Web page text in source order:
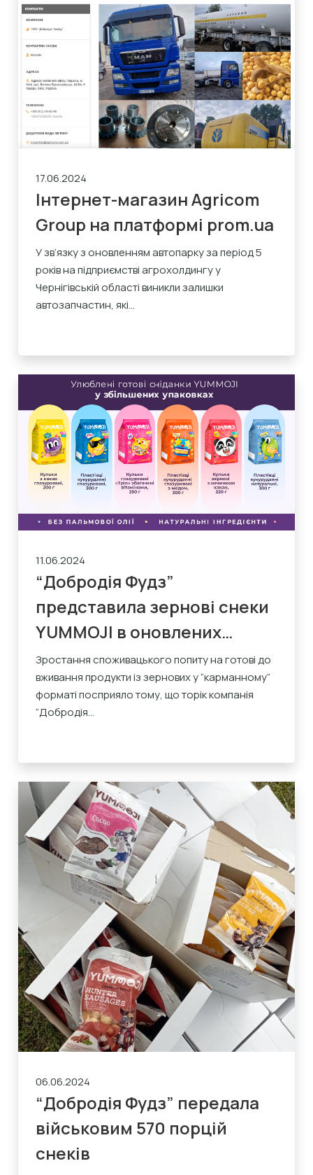
17.06.2024
Інтернет-магазин Agricom
Group на платформі prom.ua
У зв’язку з оновленням автопарку за період 5
років на підприємстві агрохолдингу у
Чернігівській області виникли залишки
автозапчастин, які...
11.06.2024
“Добродія Фудз”
представила зернові снеки
YUMMOJI в оновлених
упаковках по 220-300 г
Зростання споживацького попиту на готові до
вживання продукти із зернових у “карманному”
форматі посприяло тому, що торік компанія
“Добродія...
06.06.2024
“Добродія Фудз” передала
військовим 570 порцій
снеків